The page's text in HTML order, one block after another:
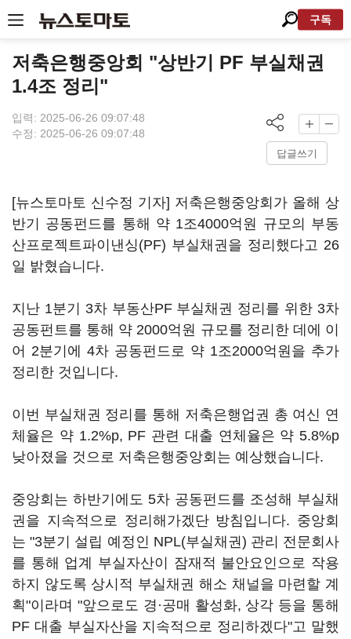
구독
저축은행중앙회 "상반기 PF 부실채권
1.4조 정리"
입력: 2025-06-26 09:07:48
수정: 2025-06-26 09:07:48
답글쓰기
[뉴스토마토 신수정 기자] 저축은행중앙회가 올해 상
반기 공동펀드를 통해 약 1조4000억원 규모의 부동
산프로젝트파이낸싱(PF) 부실채권을 정리했다고 26
일 밝혔습니다.
지난 1분기 3차 부동산PF 부실채권 정리를 위한 3차
공동펀트를 통해 약 2000억원 규모를 정리한 데에 이
어 2분기에 4차 공동펀드로 약 1조2000억원을 추가
정리한 것입니다.
이번 부실채권 정리를 통해 저축은행업권 총 여신 연
체율은 약 1.2%p, PF 관련 대출 연체율은 약 5.8%p
낮아졌을 것으로 저축은행중앙회는 예상했습니다.
중앙회는 하반기에도 5차 공동펀드를 조성해 부실채
권을 지속적으로 정리해가겠단 방침입니다. 중앙회
는 "3분기 설립 예정인 NPL(부실채권) 관리 전문회사
를 통해 업계 부실자산이 잠재적 불안요인으로 작용
하지 않도록 상시적 부실채권 해소 채널을 마련할 계
획"이라며 "앞으로도 경·공매 활성화, 상각 등을 통해
PF 대출 부실자산을 지속적으로 정리하겠다"고 말했